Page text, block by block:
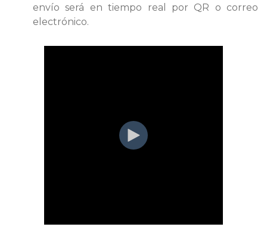
envío será en tiempo real por QR o correo
electrónico.